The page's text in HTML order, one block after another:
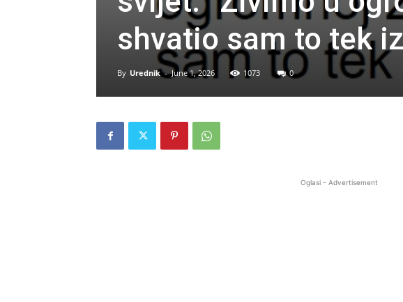
shvatio sam to tek
By Urednik - June 1, 2026 1073 0
Oglasi - Advertisement